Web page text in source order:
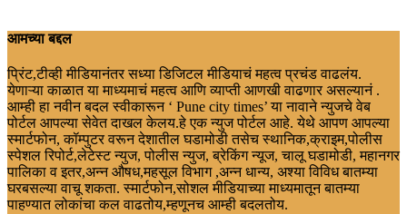
आमच्या बद्दल
प्रिंट,टीव्ही मीडियानंतर सध्या डिजिटल मीडियाचं महत्व प्रचंड वाढलंय.
येणाऱ्या काळात या माध्यमाचं महत्व आणि व्याप्ती आणखी वाढणार असल्यानं .
आम्ही हा नवीन बदल स्वीकारून ‘ Pune city times’ या नावाने न्युजचे वेब
पोर्टल आपल्या सेवेत दाखल केलय.हे एक न्युज पोर्टल आहे. येथे आपण आपल्या
स्मार्टफोन, कॉम्पुटर वरून देशातील घडामोडी तसेच स्थानिक,क्राइम,पोलीस
स्पेशल रिपोर्ट,लेटेस्ट न्युज, पोलीस न्युज, ब्रेकिंग न्यूज, चालू घडामोडी, महानगर
पालिका व इतर,अन्न औषध,महसूल विभाग ,अन्न धान्य, अश्या विविध बातम्या
घरबसल्या वाचू शकता. स्मार्टफोन,सोशल मीडियाच्या माध्यमातून बातम्या
पाहण्यात लोकांचा कल वाढतोय,म्हणूनच आम्ही बदलतोय.